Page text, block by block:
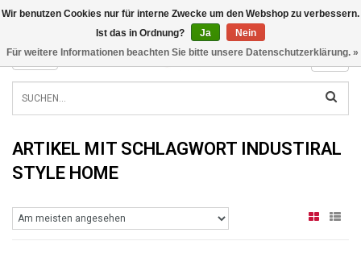
INFO@RADIATORS.SHOP
MENU
ARTIKEL MIT SCHLAGWORT INDUSTIRAL
STYLE HOME
Wir benutzen Cookies nur für interne Zwecke um den Webshop zu verbessern.
Ist das in Ordnung?
Ja
Nein
Für weitere Informationen beachten Sie bitte unsere Datenschutzerklärung. »